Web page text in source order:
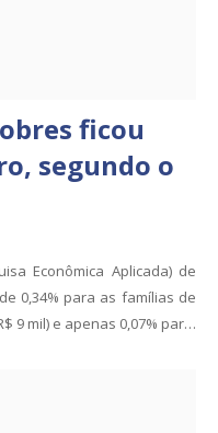
ficou
segundo o
Econômica Aplicada) de
0,34% para as famílias de
9 mil) e apenas 0,07% par…